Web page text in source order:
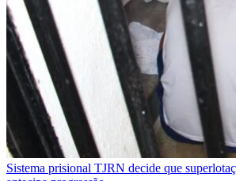
Sistema prisional TJRN decide que